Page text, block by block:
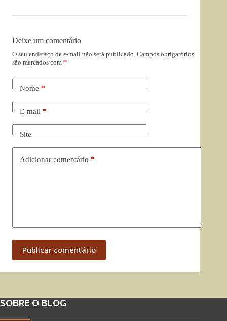
Deixe um comentário
O seu endereço de e-mail não será publicado. Campos obrigatórios
são marcados com *
Nome*
E-mail*
Site
Adicionar comentário *
Publicar comentário
SOBRE O BLOG